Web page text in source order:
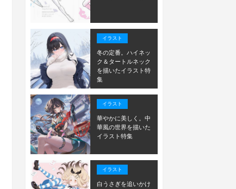
イラスト
冬の定番。ハイネッ
ク＆タートルネック
を描いたイラスト特
集
イラスト
華やかに美しく。中
華風の世界を描いた
イラスト特集
イラスト
白うさぎを追いかけ